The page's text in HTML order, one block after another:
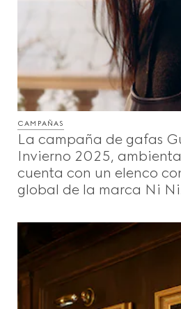
CAMPAÑAS
La campaña de gafas
Invierno 2025,
cuenta con un elenco
global de la marca Ni